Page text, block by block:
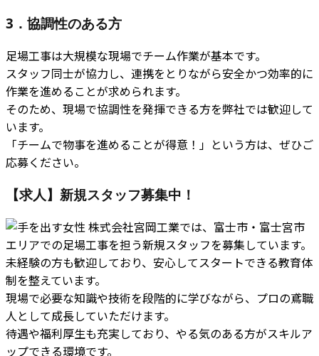
3．協調性のある方
足場工事は大規模な現場でチーム作業が基本です。
スタッフ同士が協力し、連携をとりながら安全かつ効率的に
作業を進めることが求められます。
そのため、現場で協調性を発揮できる方を弊社では歓迎して
います。
「チームで物事を進めることが得意！」という方は、ぜひご
応募ください。
【求人】新規スタッフ募集中！
株式会社宮岡工業では、富士市・富士宮市
エリアでの足場工事を担う新規スタッフを募集しています。
未経験の方も歓迎しており、安心してスタートできる教育体
制を整えています。
現場で必要な知識や技術を段階的に学びながら、プロの鳶職
人として成長していただけます。
待遇や福利厚生も充実しており、やる気のある方がスキルア
ップできる環境です。